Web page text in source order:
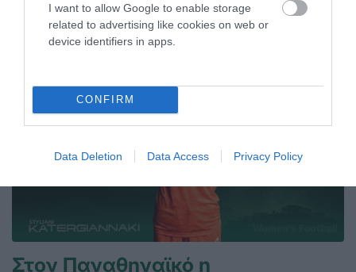
I want to allow Google to enable storage
related to advertising like cookies on web or
device identifiers in apps.
CONFIRM
Data Deletion Data Access Privacy Policy
ΤΕΛΕΥΤΑΙΑ ΝΕΑ
Στον Παναθηναϊκό η